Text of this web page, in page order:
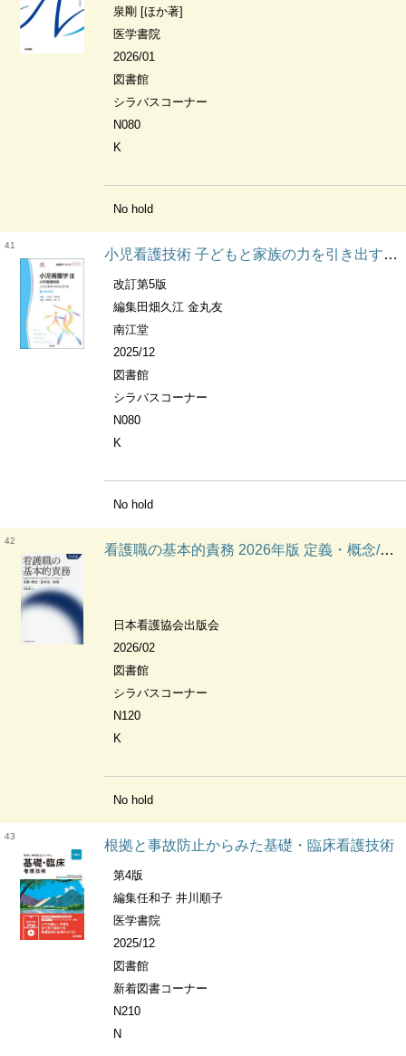
泉剛 [ほか著]
医学書院
2026/01
図書館
シラバスコーナー
N080
K
No hold
41
小児看護技術 子どもと家族の力を引き出す技 看護学テキストnice. 小児看護学
改訂第5版
編集田畑久江 金丸友
南江堂
2025/12
図書館
シラバスコーナー
N080
K
No hold
42
看護職の基本的責務 2026年版 定義・概念/基本法/倫理
日本看護協会出版会
2026/02
図書館
シラバスコーナー
N120
K
No hold
43
根拠と事故防止からみた基礎・臨床看護技術
第4版
編集任和子 井川順子
医学書院
2025/12
図書館
新着図書コーナー
N210
N